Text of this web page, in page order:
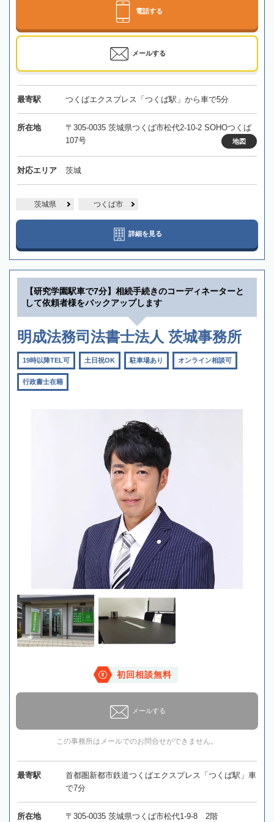
電話する
メールする
最寄駅 つくばエクスプレス「つくば駅」から車で5分
所在地
〒305-0035 茨城県つくば市松代2-10-2 SOHOつくば
107号
地図
対応エリア 茨城
茨城県 つくば市
詳細を見る
【研究学園駅車で7分】相続手続きのコーディネーターと
して依頼者様をバックアップします
明成法務司法書士法人 茨城事務所
19時以降TEL可 土日祝OK 駐車場あり オンライン相談可
行政書士在籍
初回相談無料
メールする
この事務所はメールでのお問合せができません。
最寄駅
首都圏新都市鉄道つくばエクスプレス「つくば駅」車
で7分
所在地 〒305-0035 茨城県つくば市松代1-9-8 2階